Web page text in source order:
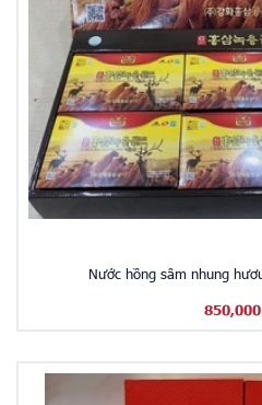
Nước hồng sâm nhung
850,000